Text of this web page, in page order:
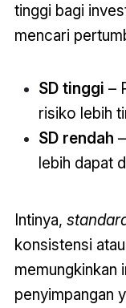
tinggi bagi
mencari
SD tinggi –
risiko lebih
SD rendah
lebih dapat
Intinya,
konsistensi
memungkinkan
penyimpangan